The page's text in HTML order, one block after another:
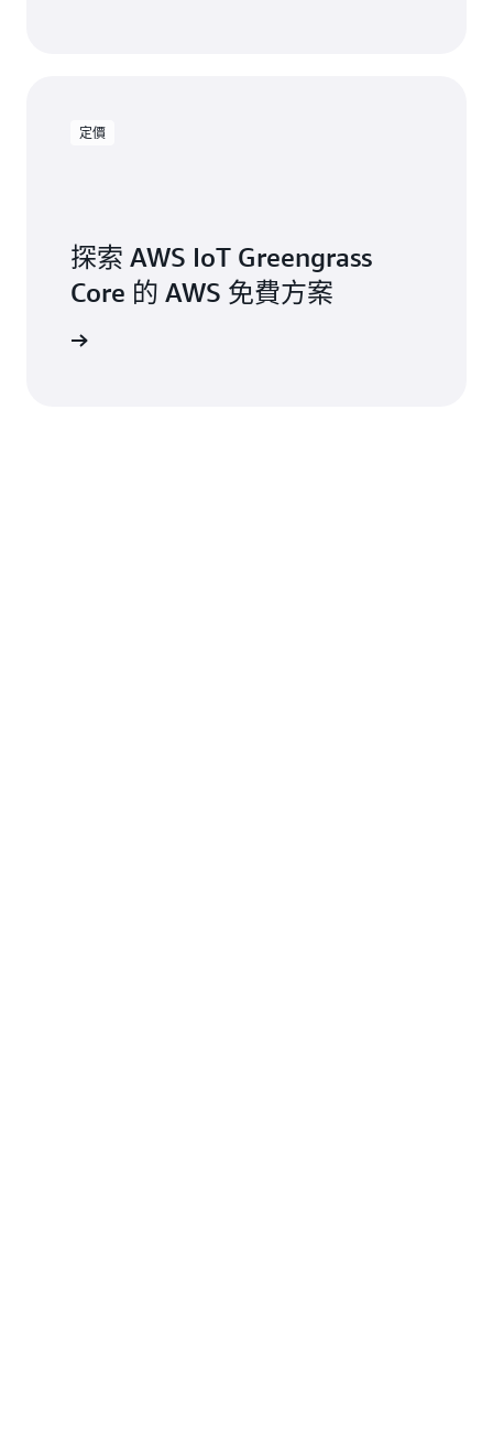
定價
探索 AWS IoT Greengrass
Core 的 AWS 免費方案